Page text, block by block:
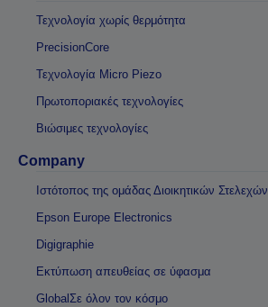
Τεχνολογία χωρίς θερμότητα
PrecisionCore
Τεχνολογία Micro Piezo
Πρωτοποριακές τεχνολογίες
Βιώσιμες τεχνολογίες
Company
Ιστότοπος της ομάδας Διοικητικών Στελεχών
Epson Europe Electronics
Digigraphie
Εκτύπωση απευθείας σε ύφασμα
GlobalΣε όλον τον κόσμο